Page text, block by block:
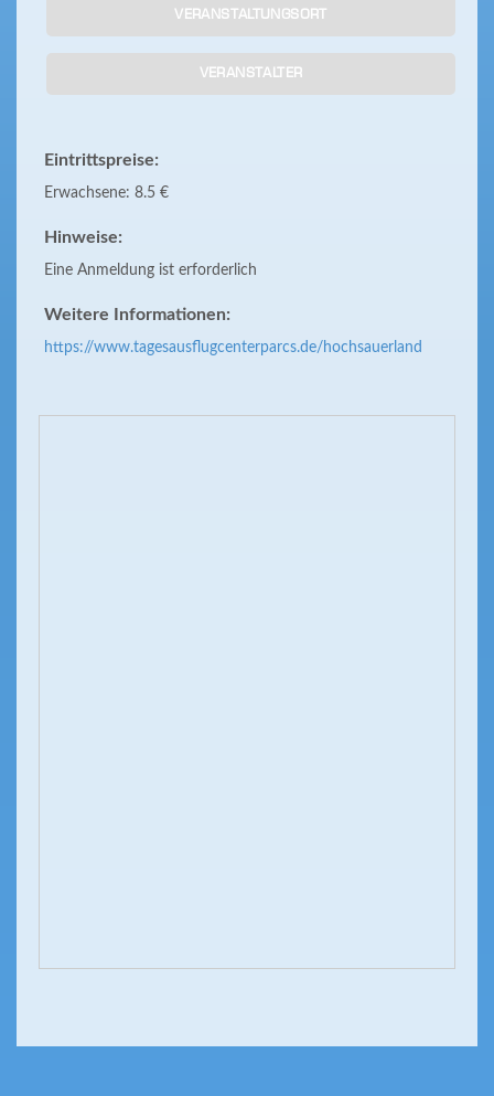
VERANSTALTUNGSORT
VERANSTALTER
Eintrittspreise:
Erwachsene: 8.5 €
Hinweise:
Eine Anmeldung ist erforderlich
Weitere Informationen:
https://www.tagesausflugcenterparcs.de/hochsauerland